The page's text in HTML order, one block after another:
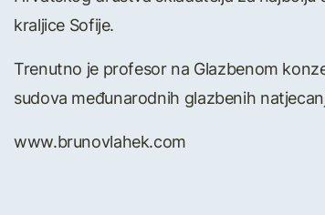
kraljice Sofije.
Trenutno je profesor na Glazbenom
sudova međunarodnih glazbenih
www.brunovlahek.com